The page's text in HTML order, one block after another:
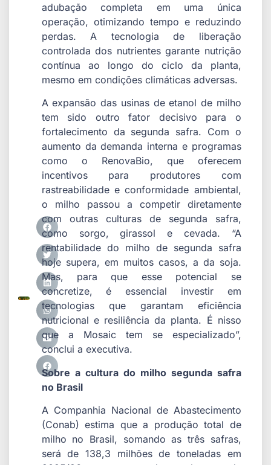
adubação completa em uma única
operação, otimizando tempo e reduzindo
perdas. A tecnologia de liberação
controlada dos nutrientes garante nutrição
contínua ao longo do ciclo da planta,
mesmo em condições climáticas adversas.
A expansão das usinas de etanol de milho
tem sido outro fator decisivo para o
fortalecimento da segunda safra. Com o
aumento da demanda interna e programas
como o RenovaBio, que oferecem
incentivos para produtores com
rastreabilidade e conformidade ambiental,
o milho passou a competir diretamente
com outras culturas de segunda safra,
como sorgo, girassol e cevada. “A
rentabilidade do milho de segunda safra
hoje supera, em muitos casos, a da soja.
Mas, para que esse potencial se
concretize, é essencial investir em
tecnologias que garantam eficiência
nutricional e resiliência da planta. É nisso
que a Mosaic tem se especializado”,
conclui a executiva.
Sobre a cultura do milho segunda safra
no Brasil
A Companhia Nacional de Abastecimento
(Conab) estima que a produção total de
milho no Brasil, somando as três safras,
será de 138,3 milhões de toneladas em